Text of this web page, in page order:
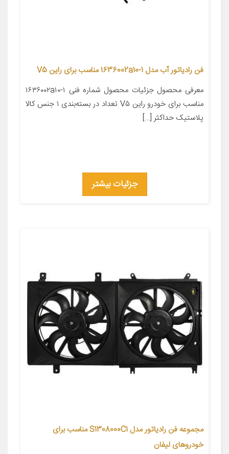
فن رادیاتور آب مدل 1636002a10-1 مناسب برای راین V5
معرفی محصول جزئیات محصول شماره فنی ۱۶۳۶۰۰۲a۱۰-۱
مناسب برای خودرو راین V۵ تعداد در بسته‌بندی ۱ جنس کالا
پلاستیک حداکثر […]
جزئیات بیشتر
مجموعه فن رادیاتور مدل S1308000C1 مناسب برای
خودروهای لیفان